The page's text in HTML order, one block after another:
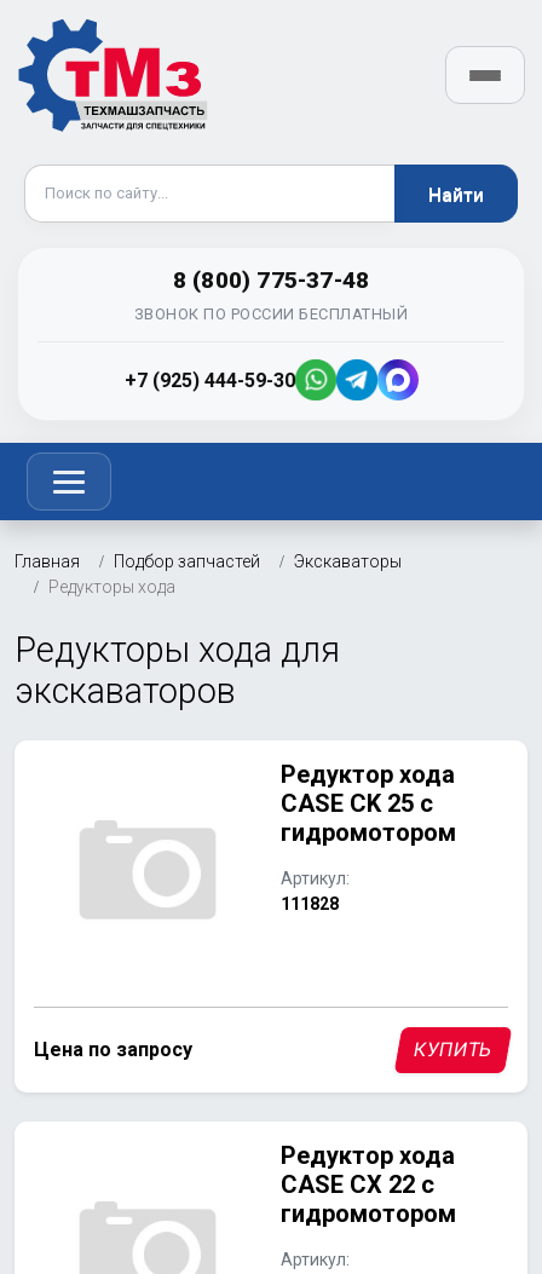
8 (800) 775-37-48
ЗВОНОК ПО РОССИИ БЕСПЛАТНЫЙ
+7 (925) 444-59-30
Главная Подбор запчастей
Экскаваторы
Редукторы хода
Редукторы хода для
экскаваторов
Редуктор хода
CASE CK 25 с
гидромотором
Артикул:
111828
Цена по запросу КУПИТЬ
Редуктор хода
CASE CX 22 с
гидромотором
Артикул: